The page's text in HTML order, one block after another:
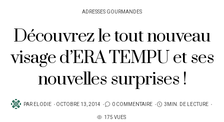
ADRESSES GOURMANDES
Découvrez le tout nouveau
visage d’ERA TEMPU et ses
nouvelles surprises !
PAR ELODIE
PUBLIÉ
OCTOBRE 13, 2014 0 COMMENTAIRE
3MIN. DE LECTURE
175 VUES